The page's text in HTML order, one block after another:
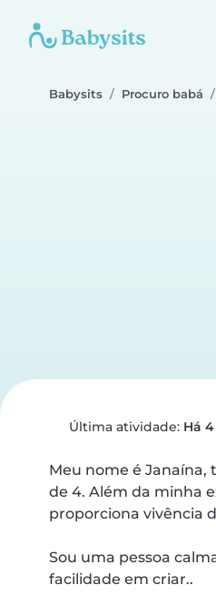
Babysits Procuro babá
Última atividade: Há
Meu nome é Janaína,
de 4. Além da minha
proporciona vivência
Sou uma pessoa
facilidade em criar..